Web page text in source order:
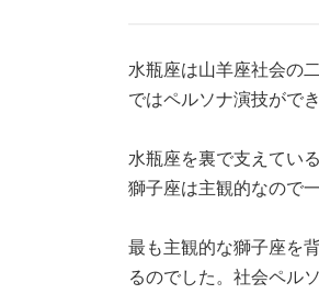
水瓶座は山羊座社会の
ではペルソナ演技がで
水瓶座を裏で支えてい
獅子座は主観的なので
最も主観的な獅子座を
るのでした。社会ペル